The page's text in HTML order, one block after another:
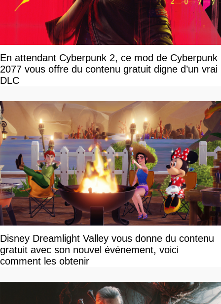
En attendant Cyberpunk 2, ce mod de Cyberpunk
2077 vous offre du contenu gratuit digne d’un vrai
DLC
Disney Dreamlight Valley vous donne du contenu
gratuit avec son nouvel événement, voici
comment les obtenir